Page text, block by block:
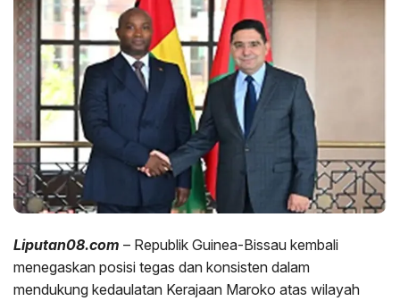
Liputan08.com – Republik Guinea-Bissau kembali
menegaskan posisi tegas dan konsisten dalam
mendukung kedaulatan Kerajaan Maroko atas wilayah